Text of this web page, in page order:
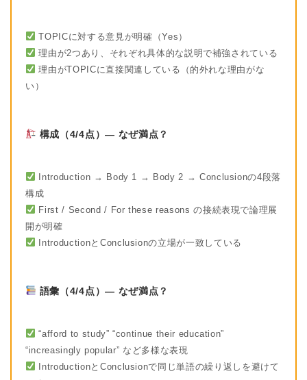
TOPICに対する意見が明確（Yes）
理由が2つあり、それぞれ具体的な説明で補強されている
理由がTOPICに直接関連している（的外れな理由がな
い）
構成（4/4点）— なぜ満点？
Introduction → Body 1 → Body 2 → Conclusionの4段落
構成
First / Second / For these reasons の接続表現で論理展
開が明確
IntroductionとConclusionの立場が一致している
語彙（4/4点）— なぜ満点？
“afford to study” “continue their education”
“increasingly popular” など多様な表現
IntroductionとConclusionで同じ単語の繰り返しを避けて